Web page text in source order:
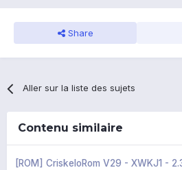
Share
Aller sur la liste des sujets
Contenu similaire
[ROM] CriskeloRom V29 - XWKJ1 -